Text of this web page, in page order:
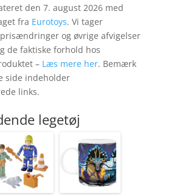
den 7. august 2026 med
fra Eurotoys. Vi tager
og øvrige afvigelser
de faktiske forhold hos
– Læs mere her. Bemærk
side indeholder
links.
legetøj